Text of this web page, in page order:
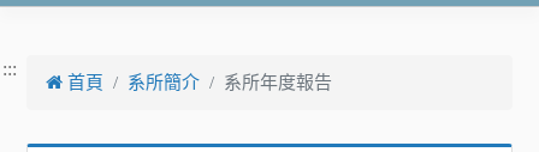
:::
首頁 系所簡介 系所年度報告